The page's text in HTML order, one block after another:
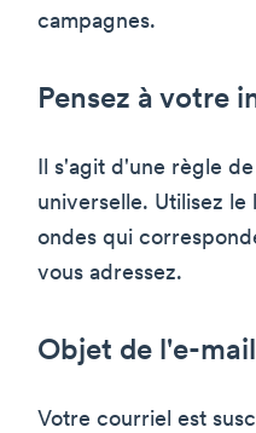
campagnes.
Pensez à votre
Il s'agit d'une règle
universelle. Utilisez
ondes qui
vous adressez.
Objet de l'e-mail
Votre courriel est